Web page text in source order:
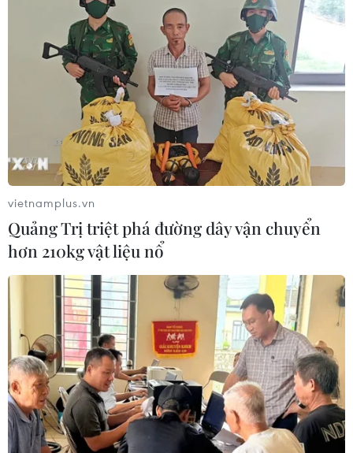
vietnamplus.vn
Quảng Trị triệt phá đường dây vận chuyển
hơn 210kg vật liệu nổ